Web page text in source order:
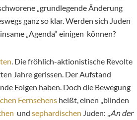
„grundlegende Änderung
ganz so klar. Werden sich Juden
„Agenda“ einigen können?
. Die fröhlich-aktionistische Revolte
Jahre gerissen. Der Aufstand
Folgen haben. Doch die Bewegung
Fernsehens heißt, einen „blinden
und sephardischen Juden: „ An der